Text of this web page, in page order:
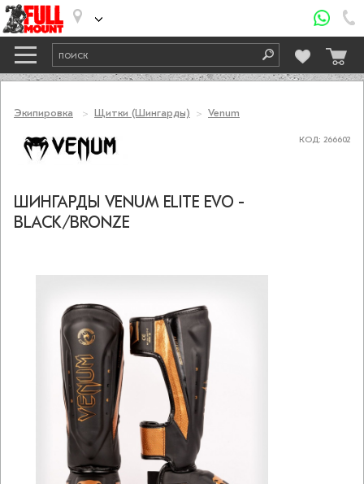
Экипировка Щитки (Шингарды) Venum
КОД: 266602
ШИНГАРДЫ VENUM ELITE EVO -
BLACK/BRONZE